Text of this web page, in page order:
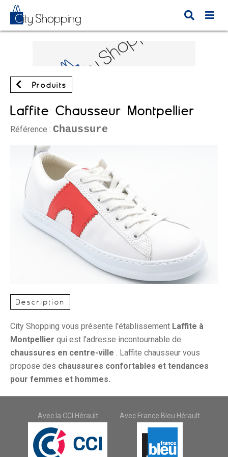
Produits
Laffite Chausseur Montpellier
Référence : Chaussure
Description
City Shopping vous présente l'établissement Laffite à
Montpellier qui est l'adresse incontournable de
chaussures en centre-ville . Laffite chausseur vous
propose des chaussures confortables et tendances
pour femmes et hommes.
Avec la CCI Hérault Avec France Bleu Hérault